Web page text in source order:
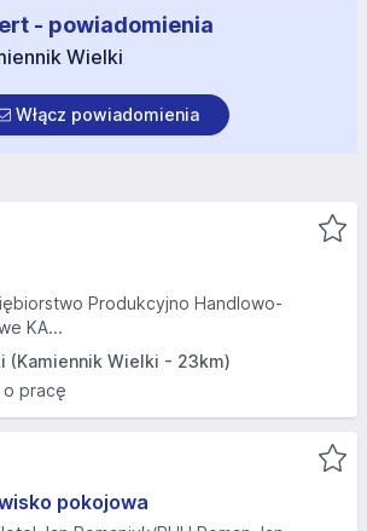
- powiadomienia
Wielki
Włącz powiadomienia
Produkcyjno Handlowo-
KA...
(Kamiennik Wielki - 23km)
o pracę
pokojowa